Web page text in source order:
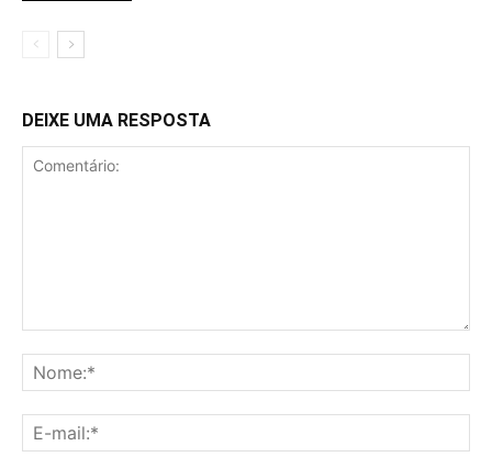
DEIXE UMA RESPOSTA